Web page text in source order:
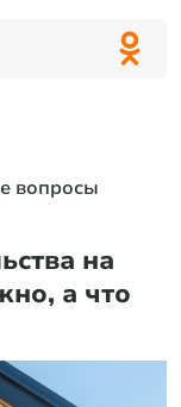
вопросы
на
а что